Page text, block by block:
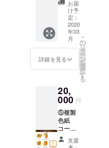
→1,J,Q,
K,JOKE
Rに九目
先生描
き下ろ
しイラ
ストを
使用し
ご用意
いたし
ます。
込・送
料込・
数量限
定無
し） ・
書籍全3
巻 ・描
き下ろ
し漫画
トカー
ドセッ
ト ・書
籍収納
BOX
『おと
ぎの
ファル
お届
け予
定：
2020
年03
月
詳細を見る
こ
の
リ
タ
ー
ン
を
選
択
す
る
20,
000 円
⑤複製
色紙
コース
20,000
円支援